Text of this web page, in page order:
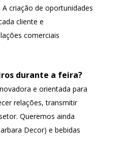
criação de oportunidades
cliente e
comerciais
durante a feira?
e orientada para
relações, transmitir
Queremos ainda
Decor) e bebidas